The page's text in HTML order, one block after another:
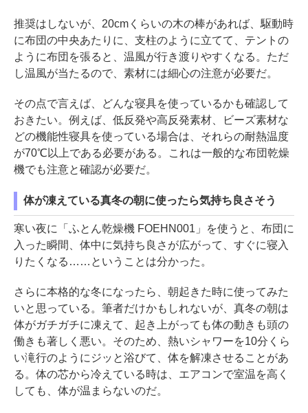
推奨はしないが、20cmくらいの木の棒があれば、駆動時
に布団の中央あたりに、支柱のように立てて、テントの
ように布団を張ると、温風が行き渡りやすくなる。ただ
し温風が当たるので、素材には細心の注意が必要だ。
その点で言えば、どんな寝具を使っているかも確認して
おきたい。例えば、低反発や高反発素材、ビーズ素材な
どの機能性寝具を使っている場合は、それらの耐熱温度
が70℃以上である必要がある。これは一般的な布団乾燥
機でも注意と確認が必要だ。
体が凍えている真冬の朝に使ったら気持ち良さそう
寒い夜に「ふとん乾燥機 FOEHN001」を使うと、布団に
入った瞬間、体中に気持ち良さが広がって、すぐに寝入
りたくなる……ということは分かった。
さらに本格的な冬になったら、朝起きた時に使ってみた
いと思っている。筆者だけかもしれないが、真冬の朝は
体がガチガチに凍えて、起き上がっても体の動きも頭の
働きも著しく悪い。そのため、熱いシャワーを10分くら
い滝行のようにジッと浴びて、体を解凍させることがあ
る。体の芯から冷えている時は、エアコンで室温を高く
しても、体が温まらないのだ。